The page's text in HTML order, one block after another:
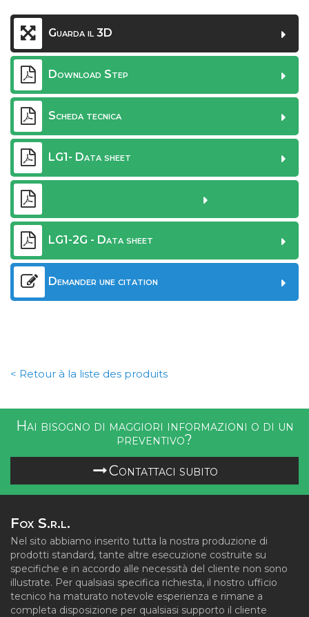
Guarda il 3D
Download Step
Scheda tecnica
LG1- Data sheet
LG1-2G - Data sheet
Demander une citation
< Retour à la liste des produits
Hai bisogno di maggiori informazioni o di un
preventivo?
Contattaci subito
Fox S.r.l.
Nel sito abbiamo inserito tutta la nostra produzione di
prodotti standard, tante altre esecuzione costruite su
specifiche e in accordo alle necessità del cliente non sono
illustrate. Per qualsiasi specifica richiesta, il nostro ufficio
tecnico ha maturato notevole esperienza e rimane a
completa disposizione per qualsiasi supporto il cliente